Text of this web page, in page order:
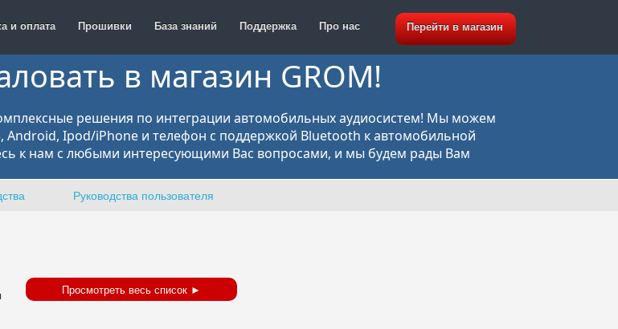
и оплата Прошивки База знаний Поддержка Про нас Перейти в магазин
в магазин GROM!
решения по интеграции автомобильных аудиосистем! Мы можем
Android, Ipod/iPhone и телефон с поддержкой Bluetooth к автомобильной
к нам с любыми интересующими Вас вопросами, и мы будем рады Вам
Руководства пользователя
Просмотреть весь список ►